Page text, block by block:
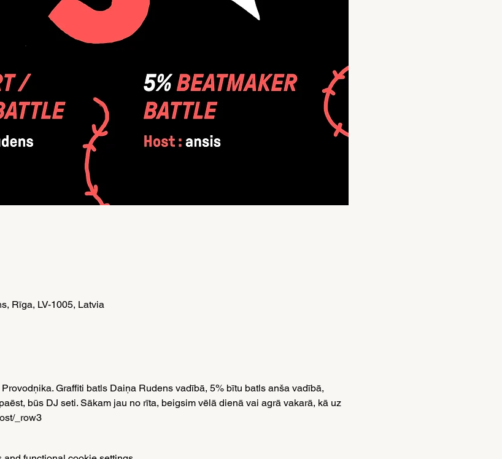
Rīga, LV-1005, Latvia
Graffiti batls Daiņa Rudens vadībā, 5% bītu batls anša vadībā,
būs DJ seti. Sākam jau no rīta, beigsim vēlā dienā vai agrā vakarā, kā uz
_row3